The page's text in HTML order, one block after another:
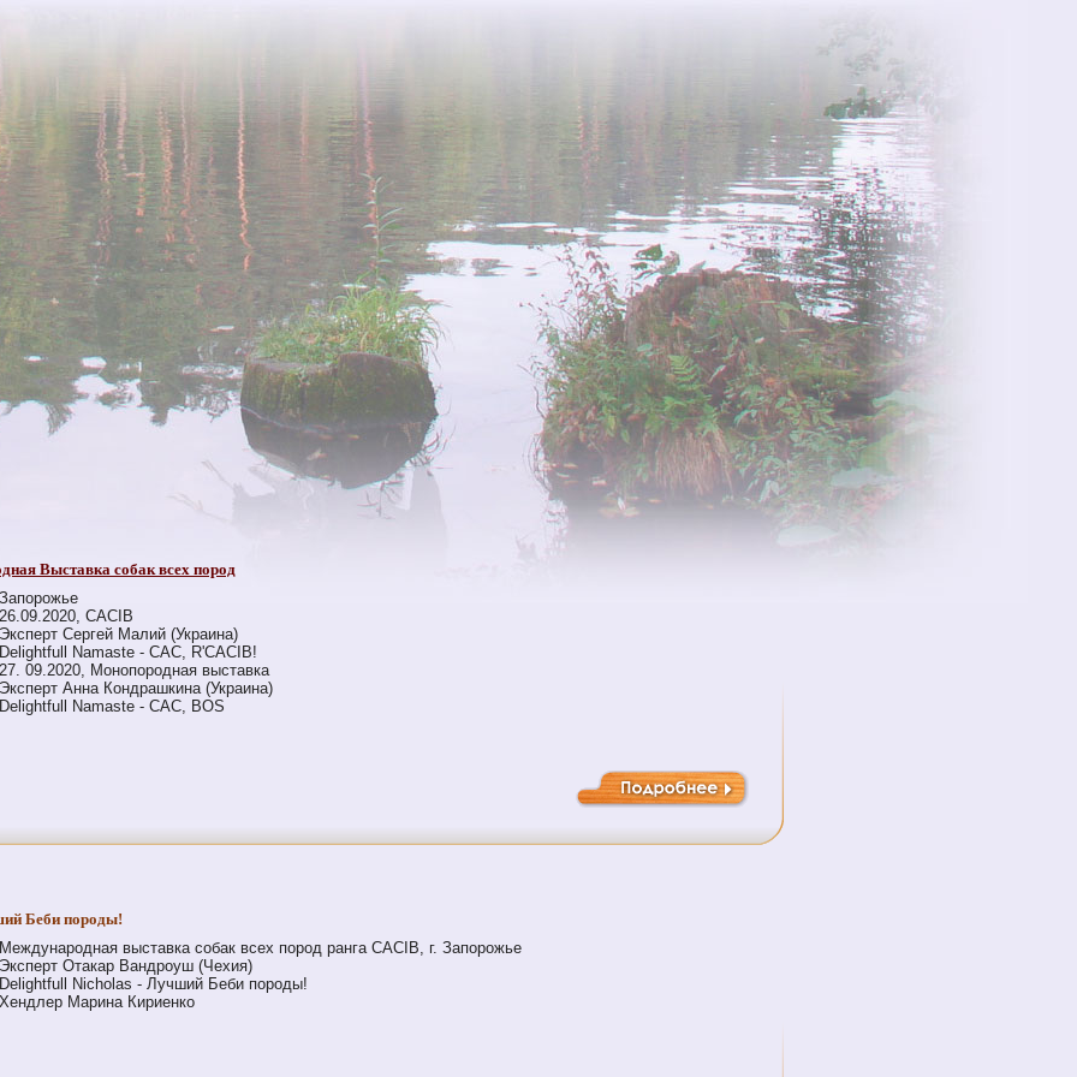
Выставка собак всех пород
Запорожье
26.09.2020, CACIB
Эксперт Сергей Малий (Украина)
Delightfull Namaste - CAC, R'CACIB!
27. 09.2020, Монопородная выставка
Эксперт Анна Кондрашкина (Украина)
Delightfull Namaste - CAC, BOS
Беби породы!
Международная выставка собак всех пород ранга CACIB, г. Запорожье
Эксперт Отакар Вандроуш (Чехия)
Delightfull Nicholas - Лучший Беби породы!
Хендлер Марина Кириенко